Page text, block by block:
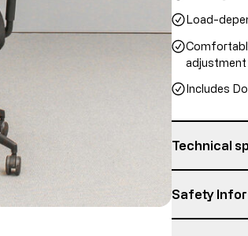
Load-
adjustment
Includes
Technical
Safety